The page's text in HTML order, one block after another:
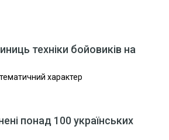
техніки бойовиків на
характер
понад 100 українських